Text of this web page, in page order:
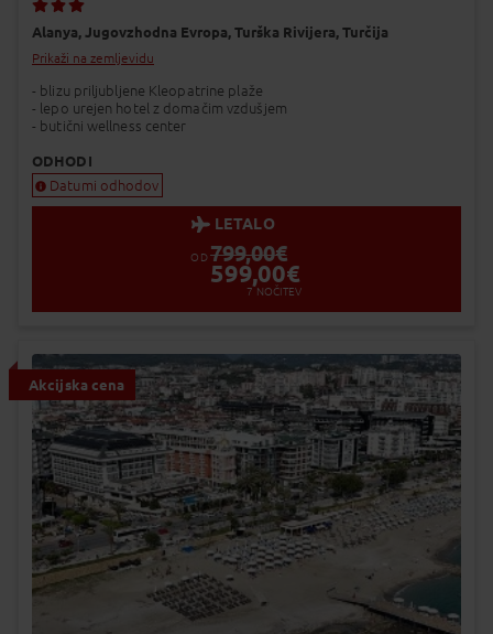
Alanya, Jugovzhodna Evropa, Turška Rivijera, Turčija
Prikaži na zemljevidu
- blizu priljubljene Kleopatrine plaže
- lepo urejen hotel z domačim vzdušjem
- butični wellness center
ODHODI
Datumi odhodov
LETALO
OD799,00€
599,00€
7 NOČITEV
Akcijska cena